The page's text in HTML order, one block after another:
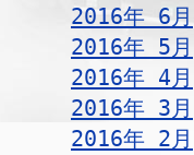
2016年 6月
2016年 5月
2016年 4月
2016年 3月
2016年 2月